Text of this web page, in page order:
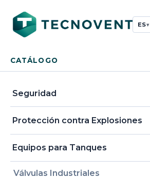
ES▾
CATÁLOGO
Seguridad
Protección contra Explosiones
Equipos para Tanques
Válvulas Industriales